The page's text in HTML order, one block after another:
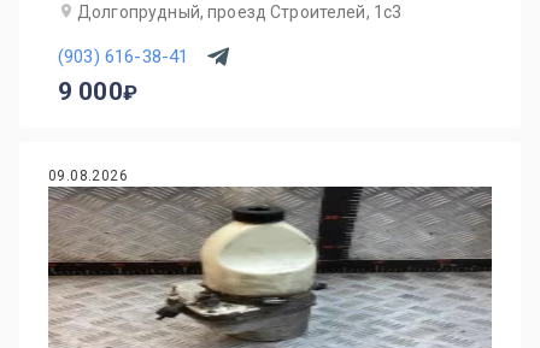
Долгопрудный, проезд Строителей, 1с3
(903) 616-38-41
9 000
09.08.2026